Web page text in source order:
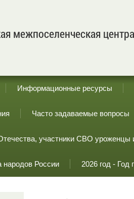
межпоселенческая
Информационные ресурсы
Часто задаваемые вопросы
участники СВО уроженцы
народов России 2026 год -